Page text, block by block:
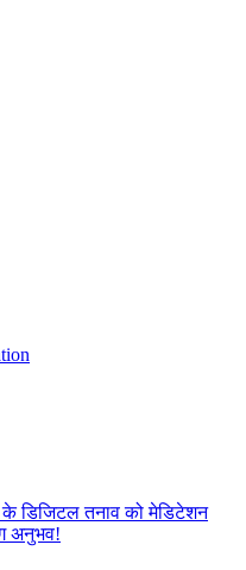
के डिजिटल तनाव को मेडिटेशन
अनुभव!